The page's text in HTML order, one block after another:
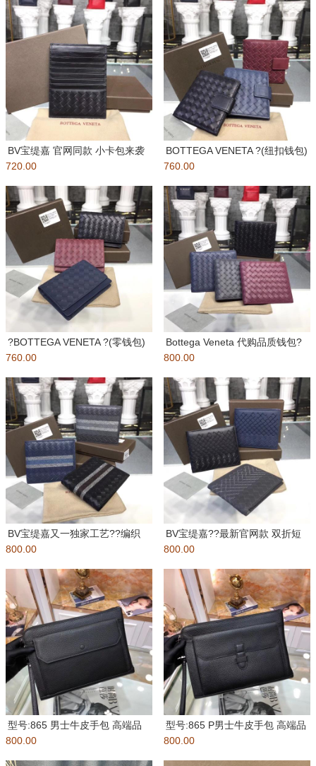
BV宝缇嘉 官网同款 小卡包来袭
??此款长方形卡片夹采用光
720.00
BOTTEGA VENETA ?(纽扣钱包)
本期带来的BV
760.00
?BOTTEGA VENETA ?(零钱包)
本期带来的BV
760.00
Bottega Veneta 代购品质钱包?
意大利订制胎牛
800.00
BV宝缇嘉又一独家工艺??编织
加精妙的刺绣图案、为这一钱夹
800.00
BV宝缇嘉??最新官网款 双折短
夹钱包，将手工编织和Intr
800.00
型号:865 男士牛皮手包 高端品
质！空间大且实用，烟、手
800.00
型号:865 P男士牛皮手包 高端品
质！空间大且实用，烟、
800.00